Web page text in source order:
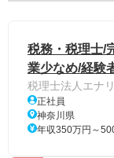
税務・税理士/
業少なめ/経験
税理士法人エナリ
正社員
神奈川県
年収350万円～